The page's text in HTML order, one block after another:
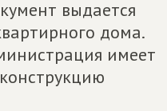
выдается
дома.
имеет